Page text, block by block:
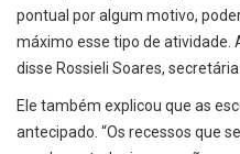
pontual por algum motivo,
máximo esse tipo de atividade.
disse Rossieli Soares,
Ele também explicou que as
antecipado. “Os recessos que